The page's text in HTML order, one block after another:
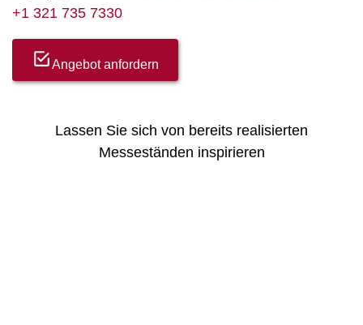
+1 321 735 7330
Angebot anfordern
Lassen Sie sich von bereits realisierten
Messeständen inspirieren